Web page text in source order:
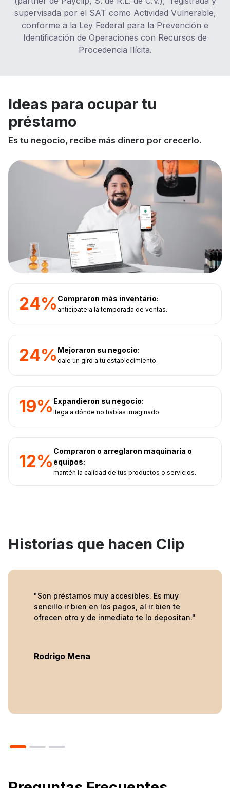
supervisada por el SAT como Actividad Vulnerable,
conforme a la Ley Federal para la Prevención e
Identificación de Operaciones con Recursos de
Procedencia Ilícita.
Ideas para ocupar tu
préstamo
Es tu negocio, recibe más dinero por crecerlo.
24% Compraron más inventario:
anticípate a la temporada de ventas.
24% Mejoraron su negocio:
dale un giro a tu establecimiento.
19%Expandieron su negocio:
llega a dónde no habías imaginado.
12%
Compraron o arreglaron maquinaria o
equipos:
mantén la calidad de tus productos o servicios.
Historias que hacen Clip
"Son préstamos muy accesibles. Es muy
sencillo ir bien en los pagos, al ir bien te
ofrecen otro y de inmediato te lo depositan."
Rodrigo Mena